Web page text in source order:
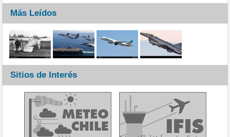
Más Leídos
Sitios de Interés